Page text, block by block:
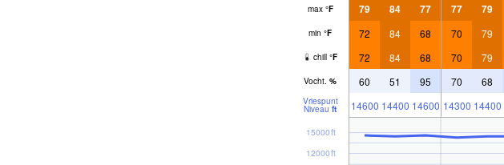
max °F 79 84 77 77 79
min °F 72 84 68 70 79
chill °F 72 84 68 70 79
Vocht. % 60 51 95 70 68
Vriespunt
Niveau ft 14600 14400 14600 14300 14400
12000ft
15000ft